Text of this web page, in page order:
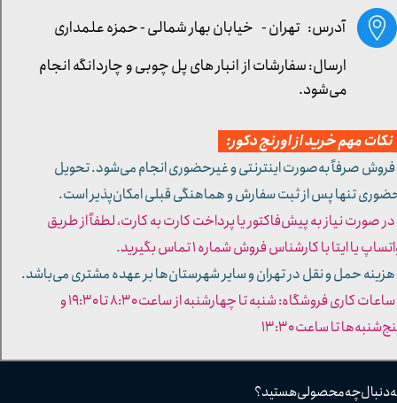
دنبال چه محصولی هستید؟
آدرس: تهران - خیابان بهار شمالی - حمزه علمداری
مهم خرید از اورنج دکور:
صرفاً به‌صورت اینترنتی و غیرحضوری انجام می‌شود. تحویل
تنها پس از ثبت سفارش و هماهنگی قبلی امکان‌پذیر است.
صورت نیاز به پیش‌فاکتور یا پرداخت کارت به کارت، لطفاً از طریق
یا ایتا با کارشناس فروش شماره ۱ تماس بگیرید.
حمل و نقل در تهران و سایر شهرستان‌ها بر عهده مشتری می‌باشد.
- ساعات کاری فروشگاه: شنبه تا چهارشنبه از ساعت ۸:۳۰ تا ۱۹:۳۰ و
تا ساعت ۱۳:۳۰​​​​​​​
ارسال: سفارشات از انبار های پل چوبی و چاردانگه انجام
می‌شود.